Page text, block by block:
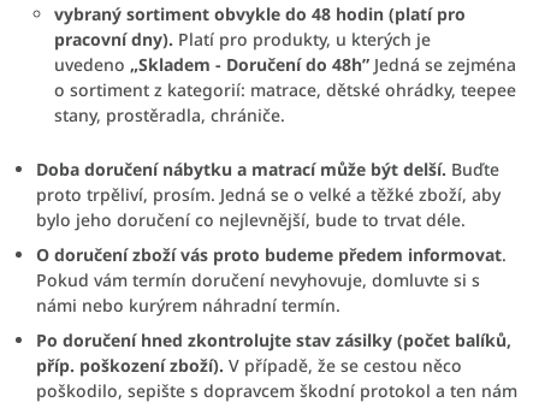
vybraný sortiment obvykle do 48 hodin (platí pro
pracovní dny). Platí pro produkty, u kterých je
uvedeno „Skladem - Doručení do 48h” Jedná se zejména
o sortiment z kategorií: matrace, dětské ohrádky, teepee
stany, prostěradla, chrániče.
Doba doručení nábytku a matrací může být delší. Buďte
proto trpěliví, prosím. Jedná se o velké a těžké zboží, aby
bylo jeho doručení co nejlevnější, bude to trvat déle.
O doručení zboží vás proto budeme předem informovat.
Pokud vám termín doručení nevyhovuje, domluvte si s
námi nebo kurýrem náhradní termín.
Po doručení hned zkontrolujte stav zásilky (počet balíků,
příp. poškození zboží). V případě, že se cestou něco
poškodilo, sepište s dopravcem škodní protokol a ten nám